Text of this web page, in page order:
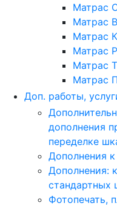
Матрас
Матрас
Матрас
Матрас
Матрас
Матрас
Доп. работы,
дополнения
переделке
Дополнения
Дополнения:
стандартных
Фотопечать,